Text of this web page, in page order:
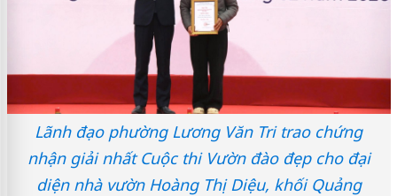
Lãnh đạo phường Lương Văn Tri trao chứng
nhận giải nhất Cuộc thi Vườn đào đẹp cho đại
diện nhà vườn Hoàng Thị Diệu, khối Quảng